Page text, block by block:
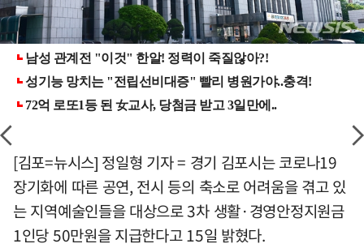
[김포=뉴시스] 정일형 기자 = 경기 김포시는 코로나19
장기화에 따른 공연, 전시 등의 축소로 어려움을 겪고 있
는 지역예술인들을 대상으로 3차 생활·경영안정지원금
1인당 50만원을 지급한다고 15일 밝혔다.